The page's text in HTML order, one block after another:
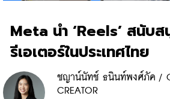
Meta นำ ‘Reels’ สนับ
รีเอเตอร์ในประเทศไทย
ชญาน์นัทช์ ธนินท์พงศ์ภัค /
CREATOR